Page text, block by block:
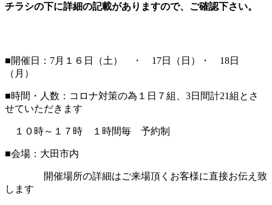
チラシの下に詳細の記載がありますので、ご確認下さい。
■開催日：7月１６日（土） ・ 17日（日）・ 18日
（月）
■時間・人数：コロナ対策の為１日７組、3日間計21組とさ
せていただきます
１０時～１７時 １時間毎 予約制
■会場：大田市内
開催場所の詳細はご来場頂くお客様に直接お伝え致
します